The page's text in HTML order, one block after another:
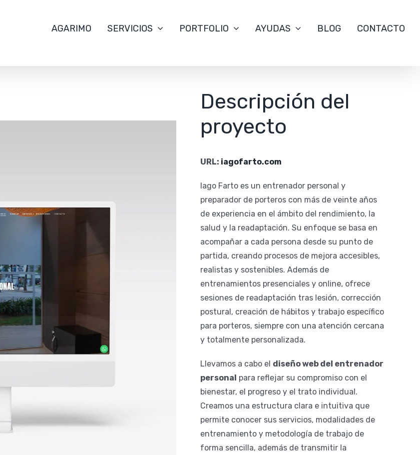
AGARIMO SERVICIOS PORTFOLIO AYUDAS BLOG CONTACTO
Descripción del
proyecto
URL: iagofarto.com
Iago Farto es un entrenador personal y
preparador de porteros con más de veinte años
de experiencia en el ámbito del rendimiento, la
salud y la readaptación. Su enfoque se basa en
acompañar a cada persona desde su punto de
partida, creando procesos de mejora accesibles,
realistas y sostenibles. Además de
entrenamientos presenciales y online, ofrece
sesiones de readaptación tras lesión, corrección
postural, creación de hábitos y trabajo específico
para porteros, siempre con una atención cercana
y totalmente personalizada.
Llevamos a cabo el diseño web del entrenador
personal para reflejar su compromiso con el
bienestar, el progreso y el trato individual.
Creamos una estructura clara e intuitiva que
permite conocer sus servicios, modalidades de
entrenamiento y metodología de trabajo de
forma sencilla, además de transmitir la